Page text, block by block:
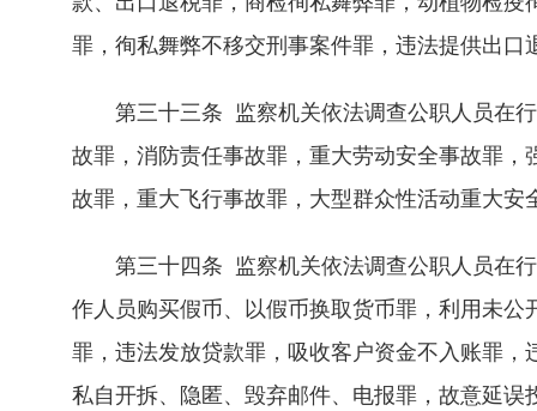
罪，徇私舞弊不移交刑事案件罪，违法提供出
第三十三条 监察机关依法调查公职人员在行
故罪，消防责任事故罪，重大劳动安全事故罪
故罪，重大飞行事故罪，大型群众性活动重大
第三十四条 监察机关依法调查公职人员在行
作人员购买假币、以假币换取货币罪，利用未
罪，违法发放贷款罪，吸收客户资金不入账罪
私自开拆、隐匿、毁弃邮件、电报罪，故意延